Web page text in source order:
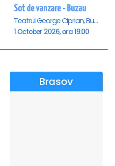
Sot de vanzare - Buzau
Teatrul George Ciprian, Buzau
1 October 2026, ora 19:00
Brasov